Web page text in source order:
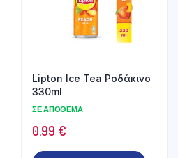
Lipton Ice Tea Ροδάκινο
330ml
ΣΕ ΑΠΌΘΕΜΑ
0.99 €